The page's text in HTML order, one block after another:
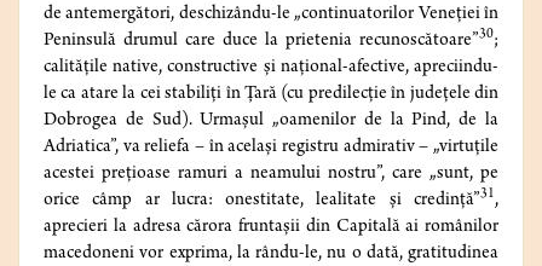
de antemergători, deschizându-le „continuatorilor Veneţiei în
Peninsulă drumul care duce la prietenia recunoscătoare”30;
calităţile native, constructive şi naţional-afective, apreciindu-
le ca atare la cei stabiliţi în Ţară (cu predilecţie în judeţele din
Dobrogea de Sud). Urmaşul „oamenilor de la Pind, de la
Adriatica”, va reliefa – în acelaşi registru admirativ – „virtuţile
acestei preţioase ramuri a neamului nostru”, care „sunt, pe
orice câmp ar lucra: onestitate, lealitate şi credinţă”31,
aprecieri la adresa cărora fruntaşii din Capitală ai românilor
macedoneni vor exprima, la rându-le, nu o dată, gratitudinea